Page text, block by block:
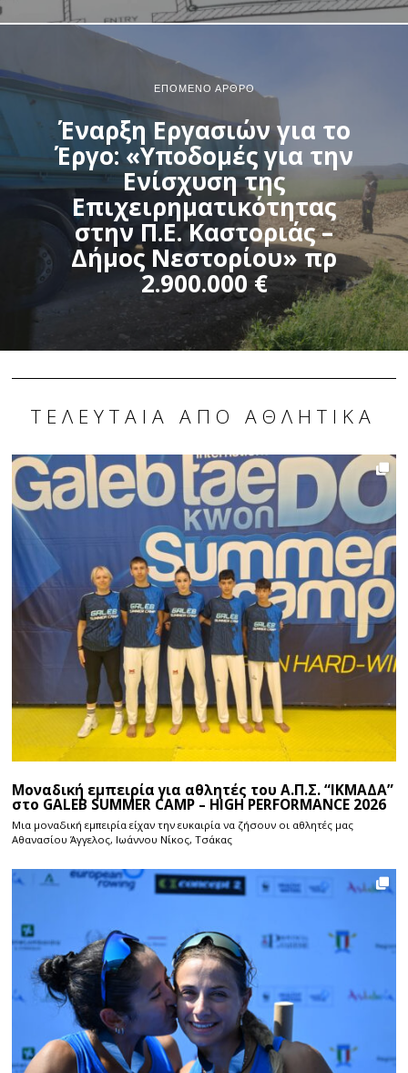
ΕΠΌΜΕΝΟ ΆΡΘΡΟ
Έναρξη Εργασιών για το
Έργο: «Υποδομές για την
Ενίσχυση της
Επιχειρηματικότητας
στην Π.Ε. Καστοριάς –
Δήμος Νεστορίου» πρ
2.900.000 €
ΤΕΛΕΥΤΑΊΑ ΑΠΌ ΑΘΛΗΤΙΚΆ
Μοναδική εμπειρία για αθλητές του Α.Π.Σ. “ΙΚΜΑΔΑ”
στο GALEB SUMMER CAMP – HIGH PERFORMANCE 2026
Μια μοναδική εμπειρία είχαν την ευκαιρία να ζήσουν οι αθλητές μας
Αθανασίου Άγγελος, Ιωάννου Νίκος, Τσάκας